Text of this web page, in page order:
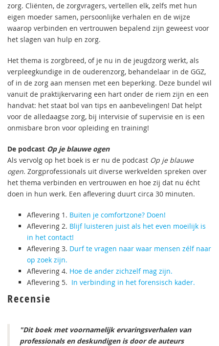
zorg. Cliënten, de zorgvragers, vertellen elk, zelfs met hun
eigen moeder samen, persoonlijke verhalen en de wijze
waarop verbinden en vertrouwen bepalend zijn geweest voor
het slagen van hulp en zorg.
Het thema is zorgbreed, of je nu in de jeugdzorg werkt, als
verpleegkundige in de ouderenzorg, behandelaar in de GGZ,
of in de zorg aan mensen met een beperking. Deze bundel wil
vanuit de praktijkervaring een hart onder de riem zijn en een
handvat: het staat bol van tips en aanbevelingen! Dat helpt
voor de alledaagse zorg, bij intervisie of supervisie en is een
onmisbare bron voor opleiding en training!
De podcast Op je blauwe ogen
Als vervolg op het boek is er nu de podcast Op je blauwe
ogen. Zorgprofessionals uit diverse werkvelden spreken over
het thema verbinden en vertrouwen en hoe zij dat nu écht
doen in hun werk. Een aflevering duurt circa 30 minuten.
Aflevering 1. Buiten je comfortzone? Doen!
Aflevering 2. Blijf luisteren juist als het even moeilijk is
in het contact!
Aflevering 3. Durf te vragen naar waar mensen zélf naar
op zoek zijn.
Aflevering 4. Hoe de ander zichzelf mag zijn.
Aflevering 5. In verbinding in het forensisch kader.
Recensie
"Dit boek met voornamelijk ervaringsverhalen van
professionals en deskundigen is door de auteurs